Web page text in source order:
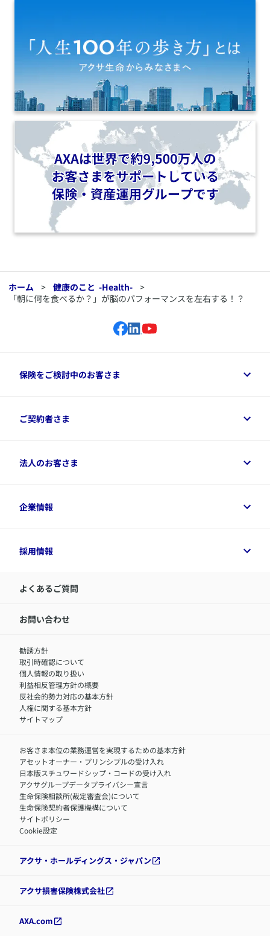
ホーム > 健康のこと -Health- >
「朝に何を食べるか？」が脳のパフォーマンスを左右する！？
保険をご検討中のお客さま
保険をご検討中のお客さまトップ
資料請求
変額保険各種情報
ご契約者さま
ご契約者さまトップ
デジタル約款
令和8年（2026年）分の生命保険料控除証明書について
アクサのネット完結保険（旧アクサダイレクト生命）
法人のお客さま
法人のお客さまトップ
経営者サポートサービス
企業情報
企業情報トップ
アクサ生命が選ばれる理由
IR情報
サステナビリティの取り組み
​お客さまを金融犯罪からお守りするために
アクサグループについて
採用情報
採用情報トップ
中途採用：内勤正社員
職）
中途採用：フィナンシャルプラン・アドバイザー（営業職）
障害者採用
よくあるご質問
お問い合わせ
勧誘方針
取引時確認について
個人情報の取り扱い
利益相反管理方針の概要
反社会的勢力対応の基本方針
人権に関する基本方針
サイトマップ
お客さま本位の業務運営を実現するための基本方針
アセットオーナー・プリンシプルの受け入れ
日本版スチュワードシップ・コードの受け入れ
アクサグループデータプライバシー宣言
生命保険相談所(裁定審査会)について
生命保険契約者保護機構について
サイトポリシー
Cookie設定
アクサ・ホールディングス・ジャパン
アクサ損害保険株式会社
AXA.com